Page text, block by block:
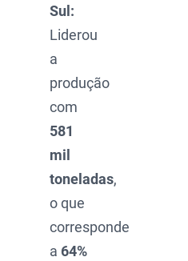
Sul:
Liderou
a
produção
com
581
mil
toneladas,
o que
corresponde
a 64%